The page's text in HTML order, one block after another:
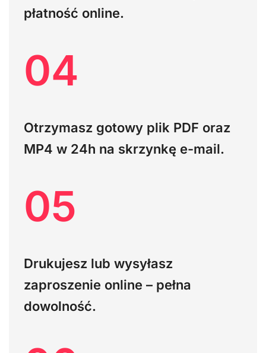
płatność online.
04
Otrzymasz gotowy plik PDF oraz
MP4 w 24h na skrzynkę e-mail.
05
Drukujesz lub wysyłasz
zaproszenie online – pełna
dowolność.